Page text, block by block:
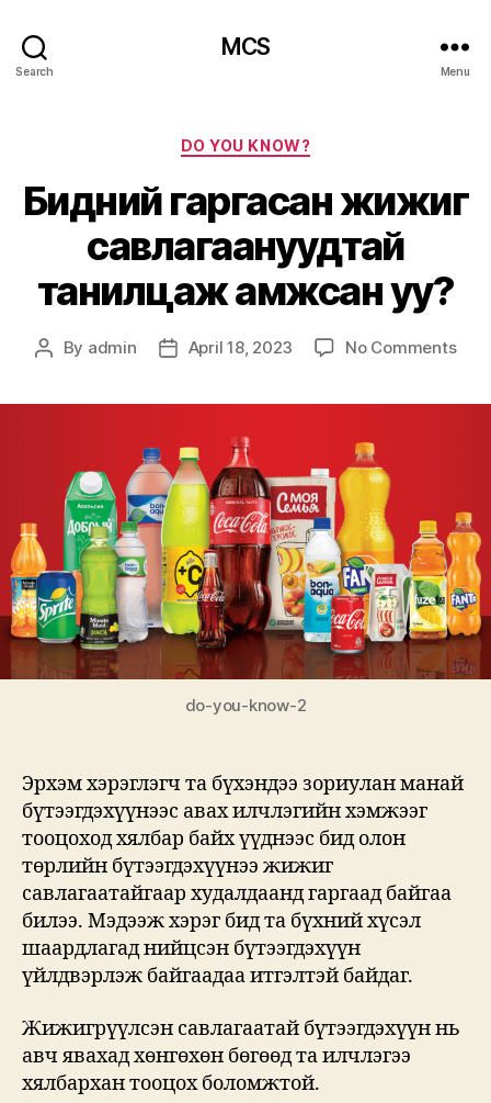
Search
MCS
Menu
Categories
DO YOU KNOW?
Бидний гаргасан жижиг
савлагаануудтай
танилцаж амжсан уу?
Post
By admin
PostApril 18, 2023 No Commentson
уу?
do-you-know-2
Эрхэм хэрэглэгч та бүхэндээ зориулан манай
бүтээгдэхүүнээс авах илчлэгийн хэмжээг
тооцоход хялбар байх үүднээс бид олон
төрлийн бүтээгдэхүүнээ жижиг
савлагаатайгаар худалдаанд гаргаад байгаа
билээ. Мэдээж хэрэг бид та бүхний хүсэл
шаардлагад нийцсэн бүтээгдэхүүн
үйлдвэрлэж байгаадаа итгэлтэй байдаг.
Жижигрүүлсэн савлагаатай бүтээгдэхүүн нь
авч явахад хөнгөхөн бөгөөд та илчлэгээ
хялбархан тооцох боломжтой.